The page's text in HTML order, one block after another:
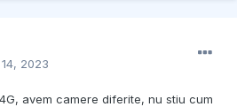
2023
avem camere diferite, nu stiu cum